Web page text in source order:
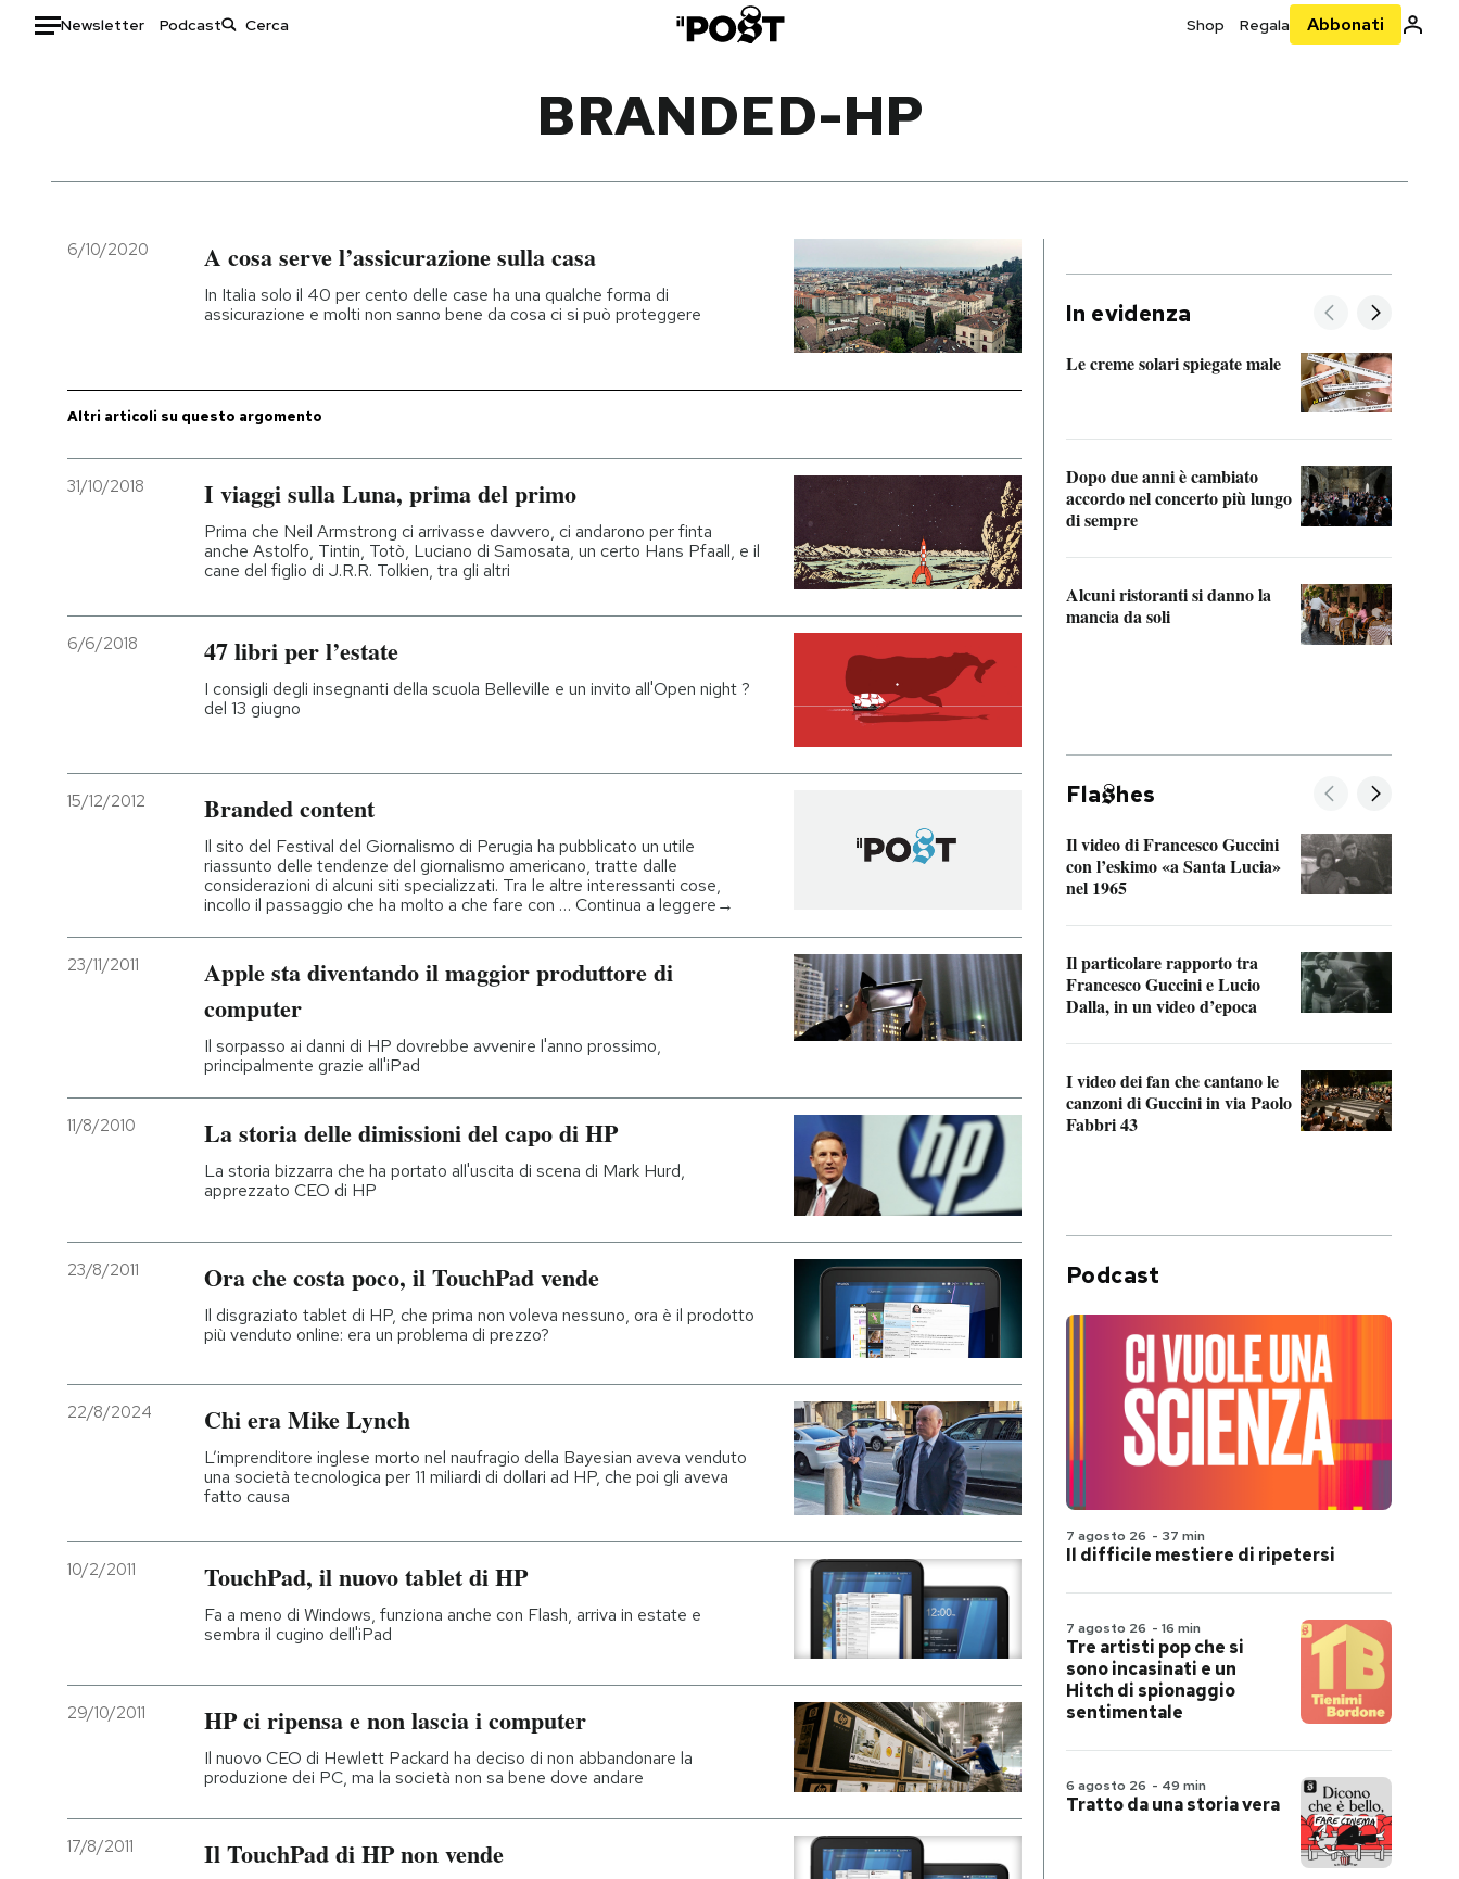
Newsletter Podcast Shop Regala Abbonati
Italia
Politica
Moda
Ok Boomer!
CALENDARIO
AREA PERSONALE
Entra
BRANDED-HP
6/10/2020 A cosa serve l’assicurazione sulla casa
In Italia solo il 40 per cento delle case ha una qualche forma di
assicurazione e molti non sanno bene da cosa ci si può proteggere
Altri articoli su questo argomento
31/10/2018 I viaggi sulla Luna, prima del primo
Prima che Neil Armstrong ci arrivasse davvero, ci andarono per finta
anche Astolfo, Tintin, Totò, Luciano di Samosata, un certo Hans Pfaall, e il
cane del figlio di J.R.R. Tolkien, tra gli altri
6/6/2018 47 libri per l’estate
I consigli degli insegnanti della scuola Belleville e un invito all'Open night ?
del 13 giugno
15/12/2012 Branded content
Il sito del Festival del Giornalismo di Perugia ha pubblicato un utile
riassunto delle tendenze del giornalismo americano, tratte dalle
considerazioni di alcuni siti specializzati. Tra le altre interessanti cose,
incollo il passaggio che ha molto a che fare con … Continua a leggere→
23/11/2011
Apple sta diventando il maggior produttore di
computer
Il sorpasso ai danni di HP dovrebbe avvenire l'anno prossimo,
principalmente grazie all'iPad
11/8/2010 La storia delle dimissioni del capo di HP
La storia bizzarra che ha portato all'uscita di scena di Mark Hurd,
apprezzato CEO di HP
23/8/2011 Ora che costa poco, il TouchPad vende
Il disgraziato tablet di HP, che prima non voleva nessuno, ora è il prodotto
più venduto online: era un problema di prezzo?
22/8/2024 Chi era Mike Lynch
L’imprenditore inglese morto nel naufragio della Bayesian aveva venduto
una società tecnologica per 11 miliardi di dollari ad HP, che poi gli aveva
fatto causa
10/2/2011 TouchPad, il nuovo tablet di HP
Fa a meno di Windows, funziona anche con Flash, arriva in estate e
sembra il cugino dell'iPad
29/10/2011 HP ci ripensa e non lascia i computer
Il nuovo CEO di Hewlett Packard ha deciso di non abbandonare la
produzione dei PC, ma la società non sa bene dove andare
17/8/2011 Il TouchPad di HP non vende
In evidenza
Le creme solari spiegate male
Dopo due anni è cambiato
accordo nel concerto più lungo
di sempre
Alcuni ristoranti si danno la
mancia da soli
Fla hes
Il video di Francesco Guccini
con l’eskimo «a Santa Lucia»
nel 1965
Il particolare rapporto tra
Francesco Guccini e Lucio
Dalla, in un video d’epoca
I video dei fan che cantano le
canzoni di Guccini in via Paolo
Fabbri 43
Podcast
7 agosto 26 - 37 min
Il difficile mestiere di ripetersi
7 agosto 26 - 16 min
Tre artisti pop che si
sono incasinati e un
Hitch di spionaggio
sentimentale
6 agosto 26 - 49 min
Tratto da una storia vera